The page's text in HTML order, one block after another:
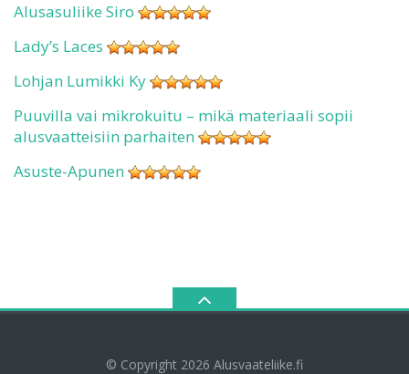
Alusasuliike Siro
Lady’s Laces
Lohjan Lumikki Ky
Puuvilla vai mikrokuitu – mikä materiaali sopii
alusvaatteisiin parhaiten
Asuste-Apunen
© Copyright 2026 Alusvaateliike.fi